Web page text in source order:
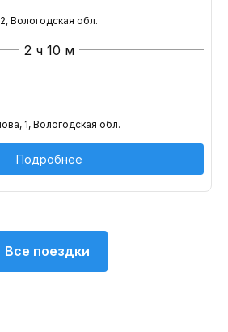
Вологодская обл.
2 ч 10 м
1, Вологодская обл.
Подробнее
Все поездки